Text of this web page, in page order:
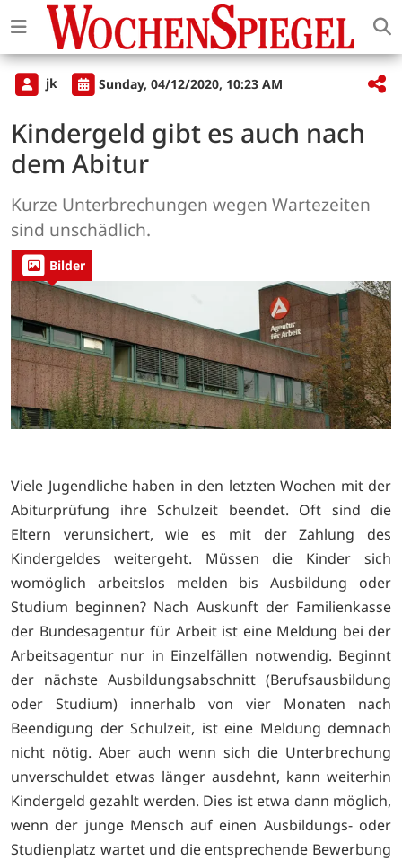
jk Sunday, 04/12/2020, 10:23 AM
Kindergeld gibt es auch nach
dem Abitur
Kurze Unterbrechungen wegen Wartezeiten
sind unschädlich.
Bilder
Viele Jugendliche haben in den letzten Wochen mit der
Abiturprüfung ihre Schulzeit beendet. Oft sind die
Eltern verunsichert, wie es mit der Zahlung des
Kindergeldes weitergeht. Müssen die Kinder sich
womöglich arbeitslos melden bis Ausbildung oder
Studium beginnen? Nach Auskunft der Familienkasse
der Bundesagentur für Arbeit ist eine Meldung bei der
Arbeitsagentur nur in Einzelfällen notwendig. Beginnt
der nächste Ausbildungsabschnitt (Berufsausbildung
oder Studium) innerhalb von vier Monaten nach
Beendigung der Schulzeit, ist eine Meldung demnach
nicht nötig. Aber auch wenn sich die Unterbrechung
unverschuldet etwas länger ausdehnt, kann weiterhin
Kindergeld gezahlt werden. Dies ist etwa dann möglich,
wenn der junge Mensch auf einen Ausbildungs- oder
Studienplatz wartet und die entsprechende Bewerbung